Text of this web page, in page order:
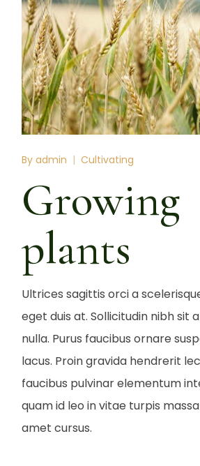
By admin Cultivating
Growing
plants
Ultrices sagittis orci a
eget duis at. Sollicitudin nibh sit
nulla. Purus faucibus ornare
lacus. Proin gravida hendrerit
faucibus pulvinar elementum
quam id leo in vitae turpis
amet cursus.